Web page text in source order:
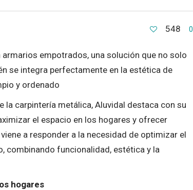
548 0
empotrados, una solución que no solo
se integra perfectamente en la estética de
y ordenado
la carpintería metálica, Aluvidal destaca con su
el espacio en los hogares y ofrecer
a responder a la necesidad de optimizar el
combinando funcionalidad, estética y la
hogares